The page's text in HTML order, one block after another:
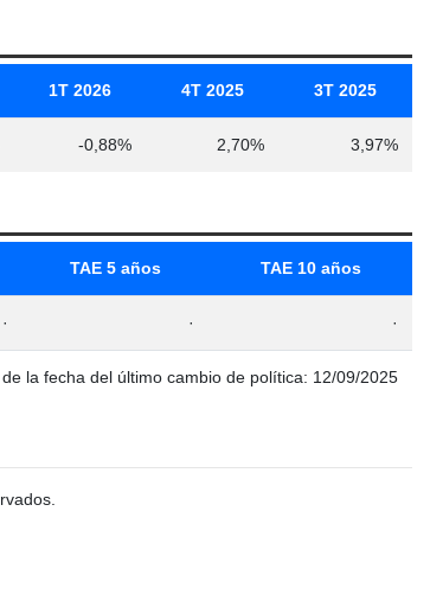
1T 2026 4T 2025 3T 2025
-0,88% 2,70% 3,97%
TAE 5 años TAE 10 años
la fecha del último cambio de política: 12/09/2025
· · ·